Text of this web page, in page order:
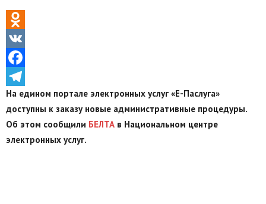
Odnoklassniki
VK
Facebook
Telegram
На едином портале электронных услуг «Е-Паслуга»
доступны к заказу новые административные процедуры.
Об этом сообщили БЕЛТА в Национальном центре
электронных услуг.